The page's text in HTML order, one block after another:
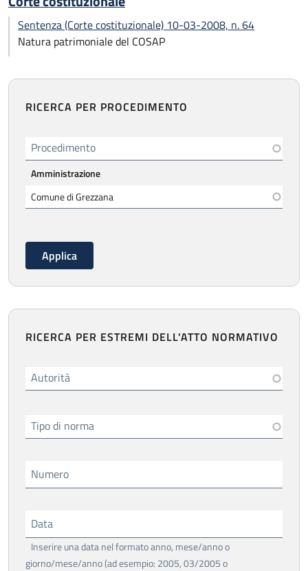
Sentenza (Corte costituzionale) 10-03-2008, n. 64
Natura patrimoniale del COSAP
RICERCA PER PROCEDIMENTO
Procedimento
Amministrazione
RICERCA PER ESTREMI DELL'ATTO NORMATIVO
Autorità
Tipo di norma
Numero
Data
Inserire una data nel formato anno, mese/anno o
giorno/mese/anno (ad esempio: 2005, 03/2005 o